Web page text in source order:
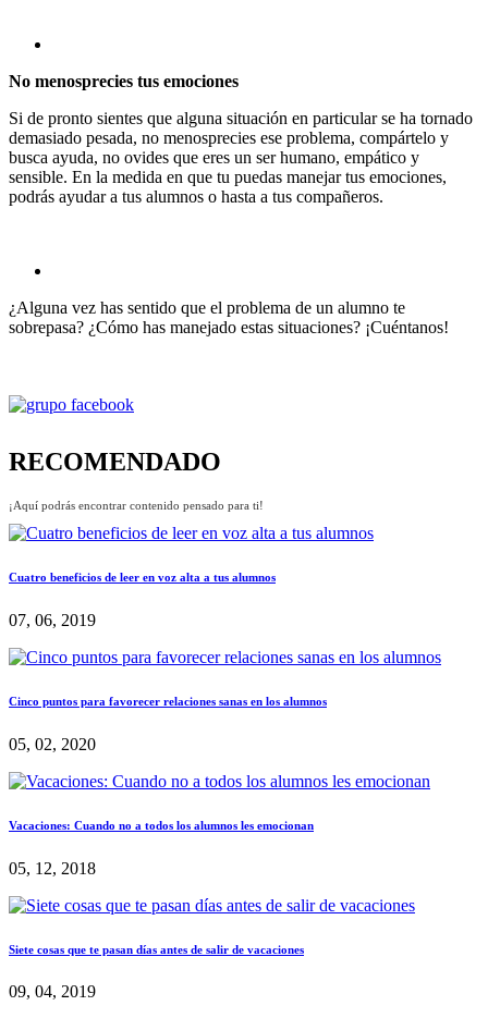
No menosprecies tus emociones
Si de pronto sientes que alguna situación en particular se ha tornado
demasiado pesada, no menosprecies ese problema, compártelo y
busca ayuda, no ovides que eres un ser humano, empático y
sensible. En la medida en que tu puedas manejar tus emociones,
podrás ayudar a tus alumnos o hasta a tus compañeros.
¿Alguna vez has sentido que el problema de un alumno te
sobrepasa? ¿Cómo has manejado estas situaciones? ¡Cuéntanos!
RECOMENDADO
¡Aquí podrás encontrar contenido pensado para ti!
Cuatro beneficios de leer en voz alta a tus alumnos
07, 06, 2019
Cinco puntos para favorecer relaciones sanas en los alumnos
05, 02, 2020
Vacaciones: Cuando no a todos los alumnos les emocionan
05, 12, 2018
Siete cosas que te pasan días antes de salir de vacaciones
09, 04, 2019